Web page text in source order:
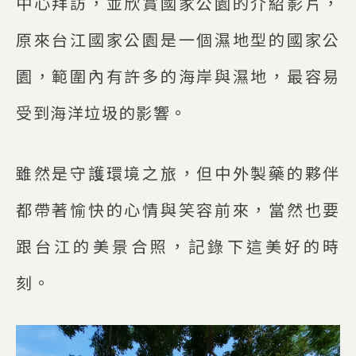
原來台江國家公園是一個濕地型的國家公
園，範圍內有許多的海岸與濕地，最容易
受到海洋垃圾的影響。
雖然是守護環境之旅，但中外製藥的夥伴
都帶著愉快的心情與笑容前來，當然也要
跟台江的美景合照，記錄下這美好的時
刻。